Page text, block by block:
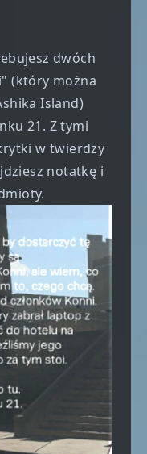
dwóch
(który można
Island)
21. Z tymi
w twierdzy
notatkę i